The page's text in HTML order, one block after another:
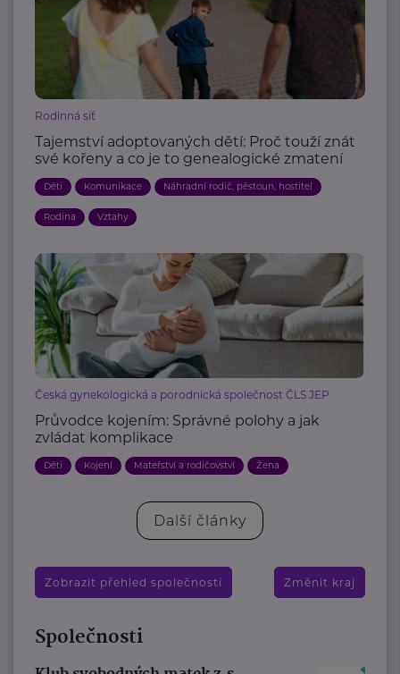
Rodinná síť
Tajemství adoptovaných dětí: Proč touží znát
své kořeny a co je to genealogické zmatení
Děti Komunikace Náhradní rodič, pěstoun, hostitel
Rodina Vztahy
Česká gynekologická a porodnická společnost ČLS JEP
Průvodce kojením: Správné polohy a jak
zvládat komplikace
Děti Kojení Mateřství a rodičovství Žena
Další články
Zobrazit přehled společností Změnit kraj
Společnosti